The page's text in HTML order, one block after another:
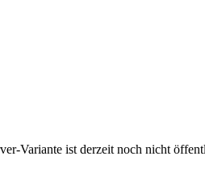
Variante ist derzeit noch nicht